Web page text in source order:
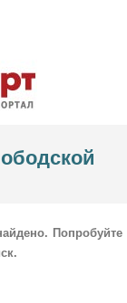
Попробуйте